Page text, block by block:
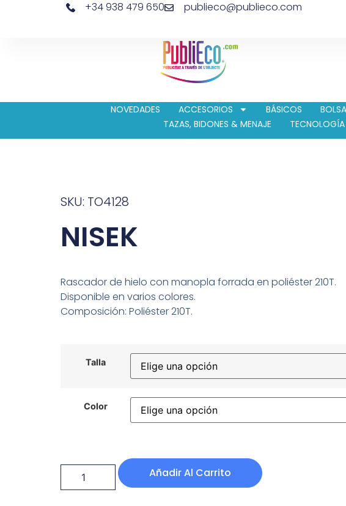
+34 938 479 650 publieco@publieco.com
NOVEDADES ACCESORIOS BÁSICOS
TAZAS, BIDONES & MENAJE
TECNOLOGÍA
SKU: TO4128
NISEK
Rascador de hielo con manopla forrada en poliéster 210T.
Disponible en varios colores.
Composición: Poliéster 210T.
Talla
Color
Añadir Al Carrito